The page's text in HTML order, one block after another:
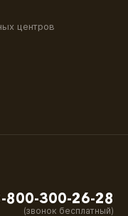
центров
800-300-26-28
(звонок бесплатный)